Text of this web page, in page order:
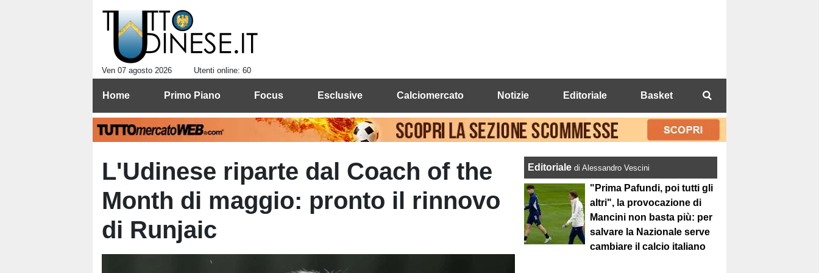
Ven 07 agosto 2026 Utenti online: 60
Home Primo Piano Focus Esclusive Calciomercato Notizie Editoriale Basket
L'Udinese riparte dal Coach of the
Month di maggio: pronto il rinnovo
di Runjaic
Editorialedi Alessandro Vescini
"Prima Pafundi, poi tutti gli
altri", la provocazione di
Mancini non basta più: per
salvare la Nazionale serve
cambiare il calcio italiano